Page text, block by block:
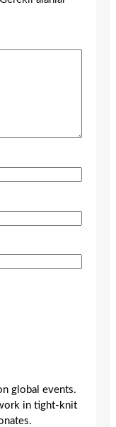
global events.
in tight-knit